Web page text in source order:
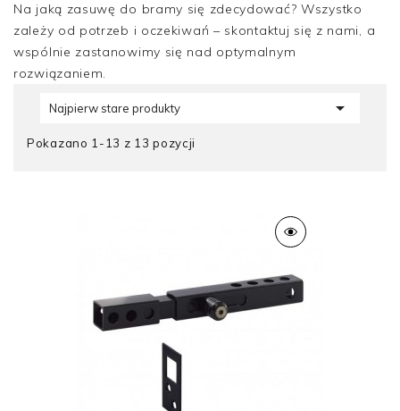
Na jaką zasuwę do bramy się zdecydować? Wszystko
zależy od potrzeb i oczekiwań – skontaktuj się z nami, a
wspólnie zastanowimy się nad optymalnym
rozwiązaniem.
Najpierw stare produkty 
Pokazano 1-13 z 13 pozycji